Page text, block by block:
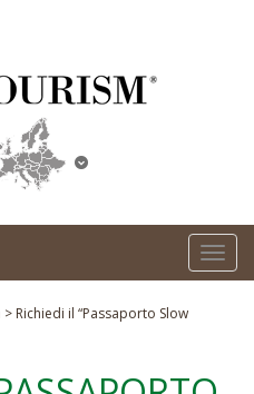
ecosostenibile
T
o
> Richiedi il “Passaporto Slow